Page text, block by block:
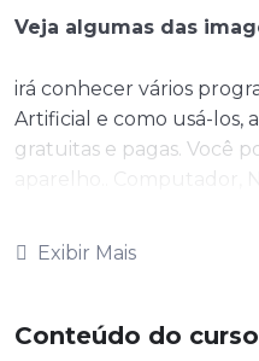
Veja algumas das
irá conhecer vários
Artificial e como usá-los,
gratuitas e pagas. Você
aparelho.. Computador,
conhecer o s programas
Símbolo de Logotipo
Exibir Mais
Conteúdo do curso